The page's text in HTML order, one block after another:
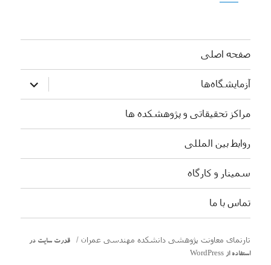
صفحه اصلی
آزمایشگاه‌ها
بازکردن
زیرفهرست
مراکز تحقیقاتی و پژوهشکده ها
روابط بین المللی
سمینار و کارگاه
تماس با ما
تارنمای معاونت پژوهشی دانشکده مهندسی عمران
قدرت سایت در
استفاده از WordPress